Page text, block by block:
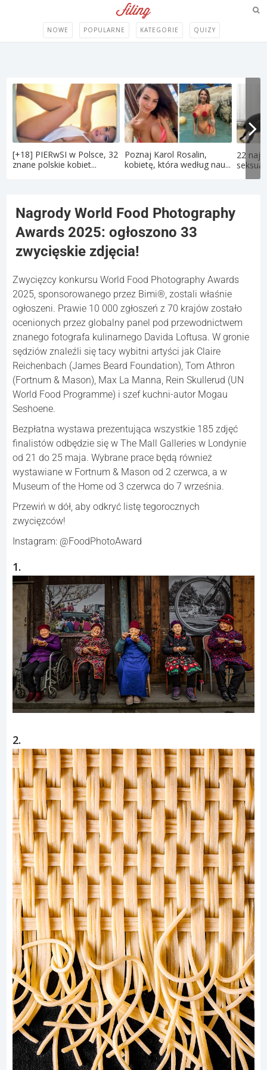
NOWE POPULARNE KATEGORIE QUIZY
[+18] PIERwSI w Polsce, 32
znane polskie kobiet...
Poznaj Karol Rosalin,
kobietę, która według nau...
22
Nagrody World Food Photography
Awards 2025: ogłoszono 33
zwycięskie zdjęcia!
Zwycięzcy konkursu World Food Photography Awards
2025, sponsorowanego przez Bimi®, zostali właśnie
ogłoszeni. Prawie 10 000 zgłoszeń z 70 krajów zostało
ocenionych przez globalny panel pod przewodnictwem
znanego fotografa kulinarnego Davida Loftusa. W gronie
sędziów znaleźli się tacy wybitni artyści jak Claire
Reichenbach (James Beard Foundation), Tom Athron
(Fortnum & Mason), Max La Manna, Rein Skullerud (UN
World Food Programme) i szef kuchni-autor Mogau
Seshoene.
Bezpłatna wystawa prezentująca wszystkie 185 zdjęć
finalistów odbędzie się w The Mall Galleries w Londynie
od 21 do 25 maja. Wybrane prace będą również
wystawiane w Fortnum & Mason od 2 czerwca, a w
Museum of the Home od 3 czerwca do 7 września.
Przewiń w dół, aby odkryć listę tegorocznych
zwycięzców!
Instagram: @FoodPhotoAward
1.
2.